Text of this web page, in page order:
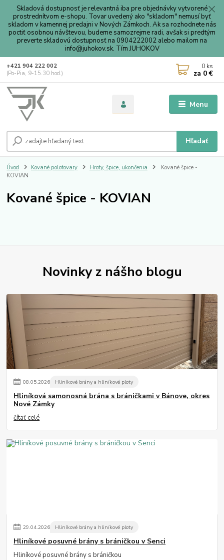
Skladová dostupnosť je relevantná iba pre objednávky vytvorené
prostrednítvom e-shopu. Tovar uvedený ako "skladom" nemusí byť
skladom v kamennej predajni v Nových Zámkoch. Ak sa rozhodnete nás
poctiť osobnou návštevou, budeme samozrejme radi, avšak si predtým
preverte skladovú dostupnosť na 0904222002 alebo mailom na
info@juhokov.sk. Tím JUHOKOV
Menu
Hľadať
+421 904 222 002
(Po-Pia, 9-15.30 hod.)
0 ks
za 0 €
Úvod Kované polotovary Hroty, špice, ukončenia
Kované špice -
KOVIAN
Kované špice - KOVIAN
Novinky z nášho blogu
08.05.2026 Hliníkové brány a hliníkové ploty
Hliníková samonosná brána s bráničkami v Bánove, okres
Nové Zámky
čítať celé
29.04.2026 Hliníkové brány a hliníkové ploty
Hliníkové posuvné brány s bráničkou v Senci
Hliníkové posuvné brány s bráničkou